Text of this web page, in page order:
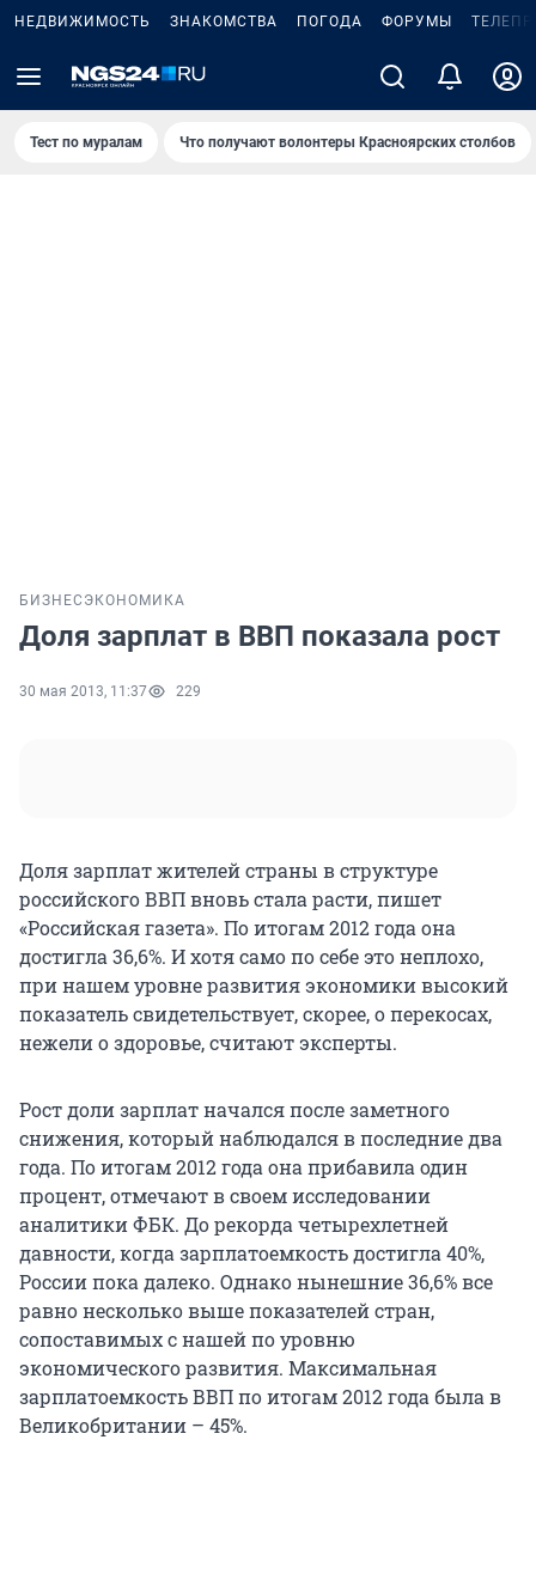
НЕДВИЖИМОСТЬ ЗНАКОМСТВА ПОГОДА ФОРУМЫ
Тест по мурaлaм Что получают волонтеры Красноярских столбов
БИЗНЕС ЭКОНОМИКА
Доля зарплат в ВВП показала рост
30 мая 2013, 11:37 229
Доля зарплат жителей страны в структуре
российского ВВП вновь стала расти, пишет
«Российская газета». По итогам 2012 года она
достигла 36,6%. И хотя само по себе это неплохо,
при нашем уровне развития экономики высокий
показатель свидетельствует, скорее, о перекосах,
нежели о здоровье, считают эксперты.
Рост доли зарплат начался после заметного
снижения, который наблюдался в последние два
года. По итогам 2012 года она прибавила один
процент, отмечают в своем исследовании
аналитики ФБК. До рекорда четырехлетней
давности, когда зарплатоемкость достигла 40%,
России пока далеко. Однако нынешние 36,6% все
равно несколько выше показателей стран,
сопоставимых с нашей по уровню
экономического развития. Максимальная
зарплатоемкость ВВП по итогам 2012 года была в
Великобритании – 45%.